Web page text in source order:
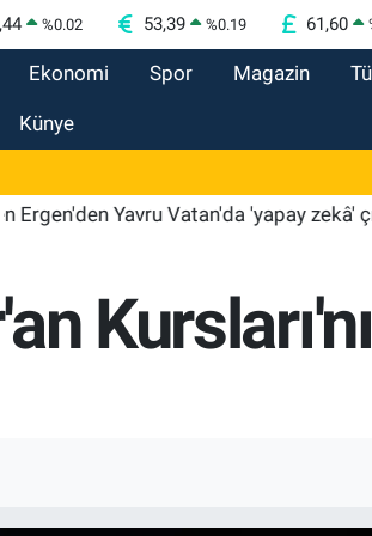
%0.02 53,39 %0.19 61,60
Ekonomi Spor Magazin
Künye
Vatan'da 'yapay zekâ' çıkışı